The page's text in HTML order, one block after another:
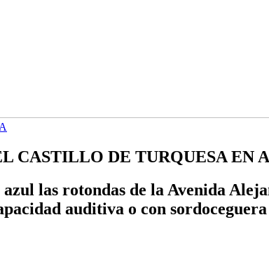
CASTILLO DE TURQUESA EN
las rotondas de la Avenida
auditiva o con sordoceguera